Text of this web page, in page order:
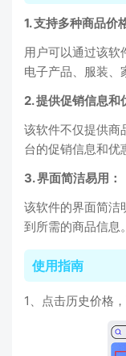
1. 支持多种商品价
用户可以通过该软
电子产品、服装、
2. 提供促销信息和
该软件不仅提供商
台的促销信息和优
3. 界面简洁易用：
该软件的界面简洁
到所需的商品信息。
使用指南
1、点击历史价格